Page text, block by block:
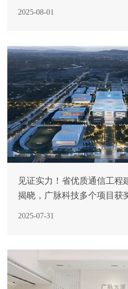
2025-08-01
见证实力！省优质通信工程
揭晓，广脉科技多个项目获
2025-07-31